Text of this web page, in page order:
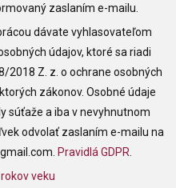
zaslaním e-mailu.
dávate vyhlasovateľom
údajov, ktoré sa riadi
2018 Z. z. o ochrane osobných
zákonov. Osobné údaje
súťaže a iba v nevyhnutnom
odvolať zaslaním e-mailu na
Pravidlá GDPR
veku